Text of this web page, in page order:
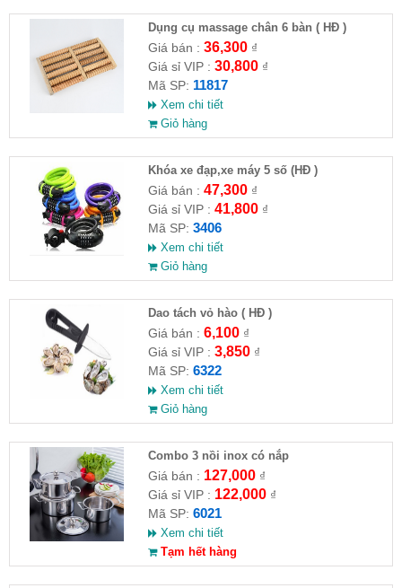
Dụng cụ massage chân 6 bàn ( HĐ )
Giá bán : 36,300₫
Giá sỉ VIP : 30,800₫
Mã SP: 11817
Xem chi tiết
Giỏ hàng
Khóa xe đạp,xe máy 5 số (HĐ )
Giá bán : 47,300₫
Giá sỉ VIP : 41,800₫
Mã SP: 3406
Xem chi tiết
Giỏ hàng
Dao tách vỏ hào ( HĐ )
Giá bán : 6,100₫
Giá sỉ VIP : 3,850₫
Mã SP: 6322
Xem chi tiết
Giỏ hàng
Combo 3 nồi inox có nắp
Giá bán : 127,000₫
Giá sỉ VIP : 122,000₫
Mã SP: 6021
Xem chi tiết
Tạm hết hàng